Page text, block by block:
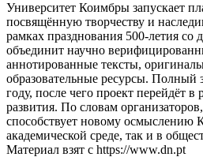
Университет Коимбры запускает
посвящённую творчеству и
рамках празднования 500-летия со
объединит научно
аннотированные тексты,
образовательные ресурсы. Полный
году, после чего проект перейдёт
развития. По словам
способствует новому осмыслению
академической среде, так и в
Материал взят с https://www.dn.pt